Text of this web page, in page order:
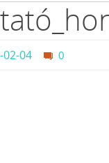
02-04 0